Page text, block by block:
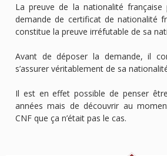
La preuve de la nationalité
demande de certificat de nationalité
constitue la preuve irréfutable de sa
Avant de déposer la demande, il
s’assurer véritablement de sa
Il est en effet possible de penser
années mais de découvrir au
CNF que ça n’était pas le cas.